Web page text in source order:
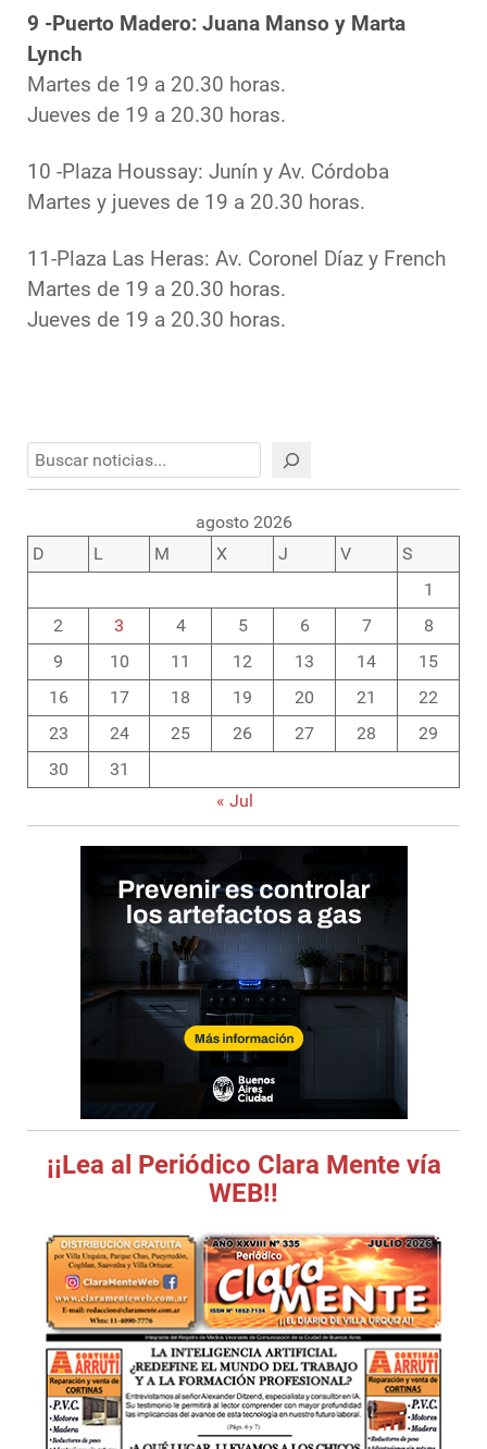
9 -Puerto Madero: Juana Manso y Marta
Lynch
Martes de 19 a 20.30 horas.
Jueves de 19 a 20.30 horas.
10 -Plaza Houssay: Junín y Av. Córdoba
Martes y jueves de 19 a 20.30 horas.
11-Plaza Las Heras: Av. Coronel Díaz y French
Martes de 19 a 20.30 horas.
Jueves de 19 a 20.30 horas.
Buscar
agosto 2026
D
L M X J V
S
1
2
3 4 5 6 7
8
9
10 11 12 13 14
15
16
17 18 19 20 21
22
23
24 25 26 27 28
29
30
31
« Jul
¡¡Lea al Periódico Clara Mente vía
WEB!!